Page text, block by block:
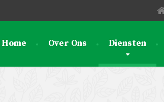
Home Over Ons Diensten